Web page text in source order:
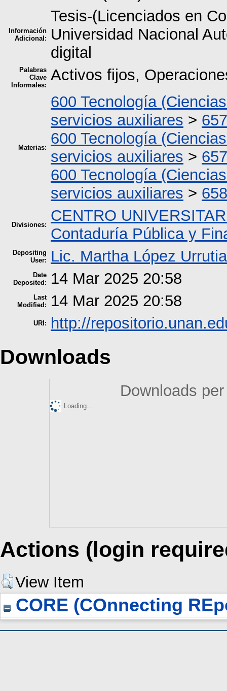
Información
Adicional:
Tesis-(Licenciados en
Universidad Nacional
digital
Palabras
Clave
Informales:
Activos fijos,
Materias:
600 Tecnología
servicios auxiliares >
600 Tecnología
servicios auxiliares >
600 Tecnología
servicios auxiliares >
Divisiones:
CENTRO
Contaduría Pública y
Depositing
User:
Lic. Martha López Urrutia
Date
Deposited:
14 Mar 2025 20:58
Last
Modified:
14 Mar 2025 20:58
URI: http://
Downloads
Downloads
Loading...
Actions (login
View Item
CORE (COnnecting